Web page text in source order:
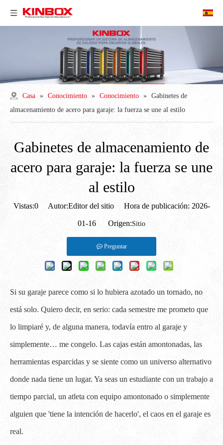
Casa » Conocimiento » Conocimiento » Gabinetes de
almacenamiento de acero para garaje: la fuerza se une al estilo
Gabinetes de almacenamiento de
acero para garaje: la fuerza se une
al estilo
Vistas:0Autor:Editor del sitio Hora de publicación: 2026-
01-16 Origen:Sitio
Preguntar
Si su garaje parece como si lo hubiera azotado un tornado, no
está solo. Quiero decir, en serio: cada semestre me prometo que
lo limpiaré y, de alguna manera, todavía entro al garaje y
simplemente… me congelo. Las cajas están amontonadas, las
herramientas esparcidas y se siente como un universo alternativo
donde nada tiene un lugar. Ya seas un estudiante con un trabajo a
tiempo parcial, un atleta con equipo amontonado o simplemente
alguien que 'tiene la intención de hacerlo', el caos en el garaje es
real.